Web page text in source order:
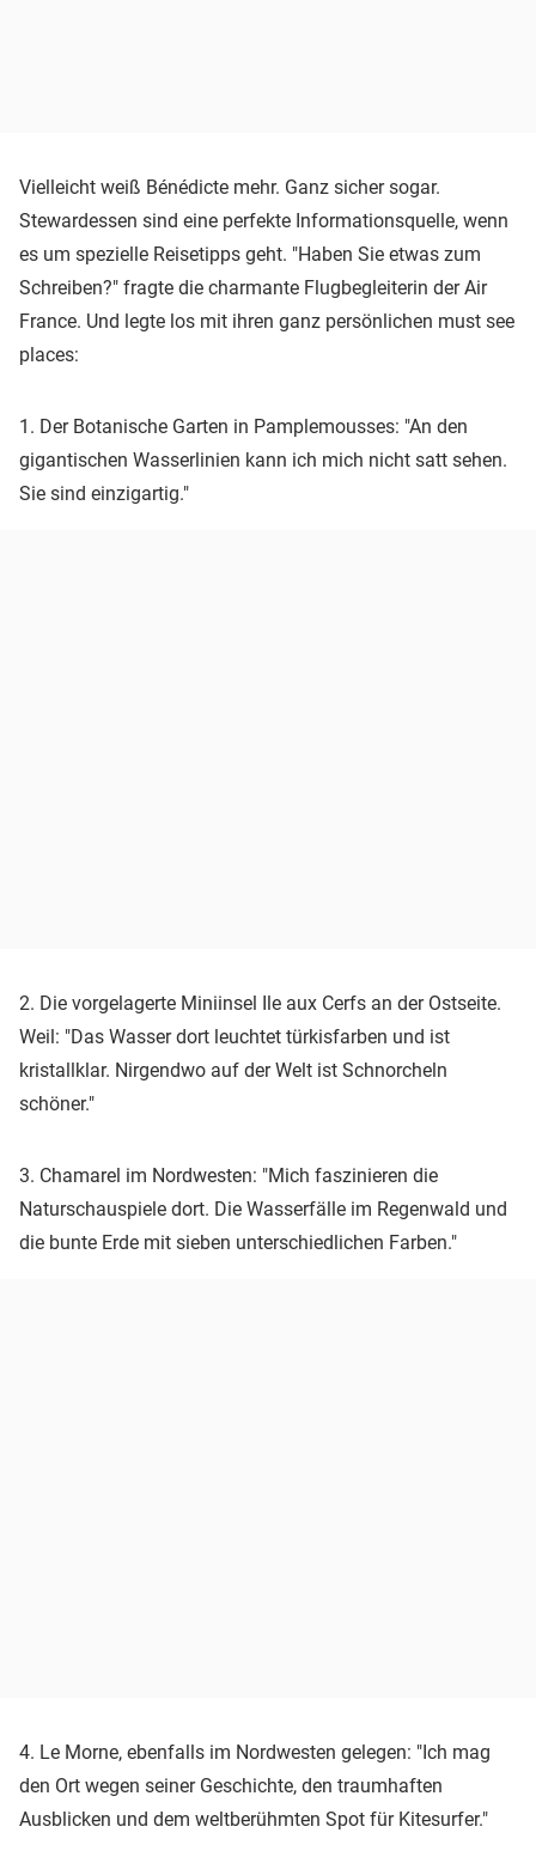
Vielleicht weiß Bénédicte mehr. Ganz sicher sogar.
Stewardessen sind eine perfekte Informationsquelle, wenn
es um spezielle Reisetipps geht. "Haben Sie etwas zum
Schreiben?" fragte die charmante Flugbegleiterin der Air
France. Und legte los mit ihren ganz persönlichen must see
places:
1. Der Botanische Garten in Pamplemousses: "An den
gigantischen Wasserlinien kann ich mich nicht satt sehen.
Sie sind einzigartig."
2. Die vorgelagerte Miniinsel Ile aux Cerfs an der Ostseite.
Weil: "Das Wasser dort leuchtet türkisfarben und ist
kristallklar. Nirgendwo auf der Welt ist Schnorcheln
schöner."
3. Chamarel im Nordwesten: "Mich faszinieren die
Naturschauspiele dort. Die Wasserfälle im Regenwald und
die bunte Erde mit sieben unterschiedlichen Farben."
4. Le Morne, ebenfalls im Nordwesten gelegen: "Ich mag
den Ort wegen seiner Geschichte, den traumhaften
Ausblicken und dem weltberühmten Spot für Kitesurfer."